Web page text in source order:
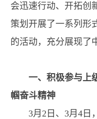
会迅速行动、开拓创
策划开展了一系列形
的活动，充分展现了
一、积极参与上
帼奋斗精神
3月2日、3月4日，